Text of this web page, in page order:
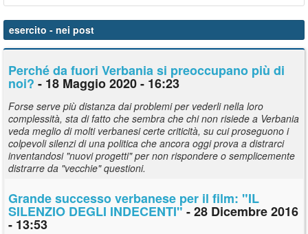
esercito - nei post
Perché da fuori Verbania si preoccupano più di
noi? - 18 Maggio 2020 - 16:23
Forse serve più distanza dai problemi per vederli nella loro
complessità, sta di fatto che sembra che chi non risiede a Verbania
veda meglio di molti verbanesi certe criticità, su cui proseguono i
colpevoli silenzi di una politica che ancora oggi prova a distrarci
inventandosi "nuovi progetti" per non rispondere o semplicemente
distrarre da "vecchie" questioni.
Grande successo verbanese per il film: "IL
SILENZIO DEGLI INDECENTI" - 28 Dicembre 2016
- 13:53